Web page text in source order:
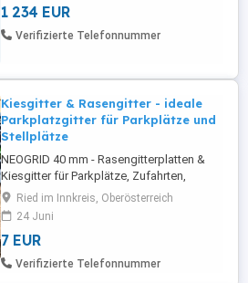
1 234 EUR
Verifizierte Telefonnummer
Kiesgitter & Rasengitter - ideale
Parkplatzgitter für Parkplätze und
Stellplätze
NEOGRID 40 mm - Rasengitterplatten &
Kiesgitter für Parkplätze, Zufahrten,
Paddocks und Schwerlastflächen
Professionelle Bodenbefestigung für
Parkplätze, Stellplätze, Zufahrten und
Pferdeanlagen NEOGRID 40 mm
Rasengitterplatten sind die ideale Lösung
Ried im Innkreis, Oberösterreich
24 Juni
7 EUR
Verifizierte Telefonnummer